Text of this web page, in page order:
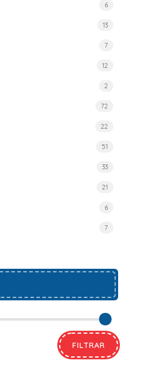
6
13
7
12
2
72
22
51
33
21
6
7
FILTRAR